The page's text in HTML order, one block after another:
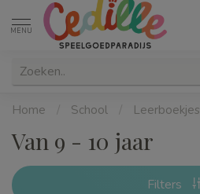
MENU
Home / School / Leerboekjes
Van 9 - 10 jaar
Filters